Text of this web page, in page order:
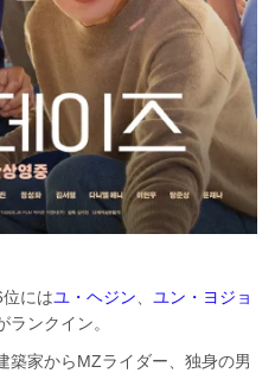
にはユ・ヘジン、 ユン・ヨジョ
ンクイン。
築家からMZライダー、独身の男